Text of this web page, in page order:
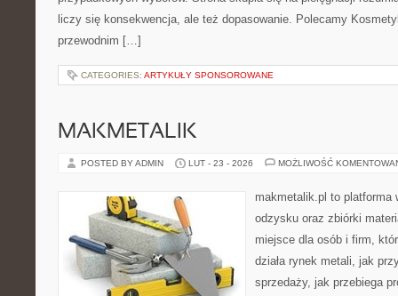
liczy się konsekwencja, ale też dopasowanie. Polecamy
przewodnim […]
CATEGORIES: ARTYKUŁY SPONSOROWANE
MAKMETALIK
POSTED BY ADMIN LUT - 23 - 2026 MOŻLIWOŚĆ
makmetalik.pl to platforma
odzysku oraz zbiórki
miejsce dla osób i firm,
działa rynek metali, jak
sprzedaży, jak przebiega